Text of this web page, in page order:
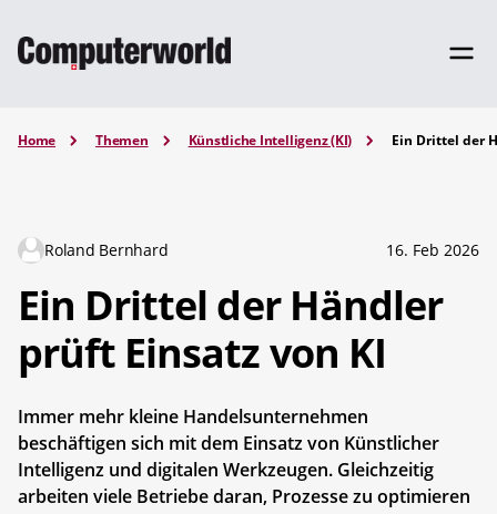
Home Themen Künstliche Intelligenz (KI) Ein Drittel der
Roland Bernhard 16. Feb 2026
Ein Drittel der Händler
prüft Einsatz von KI
Immer mehr kleine Handelsunternehmen
beschäftigen sich mit dem Einsatz von Künstlicher
Intelligenz und digitalen Werkzeugen. Gleichzeitig
arbeiten viele Betriebe daran, Prozesse zu optimieren